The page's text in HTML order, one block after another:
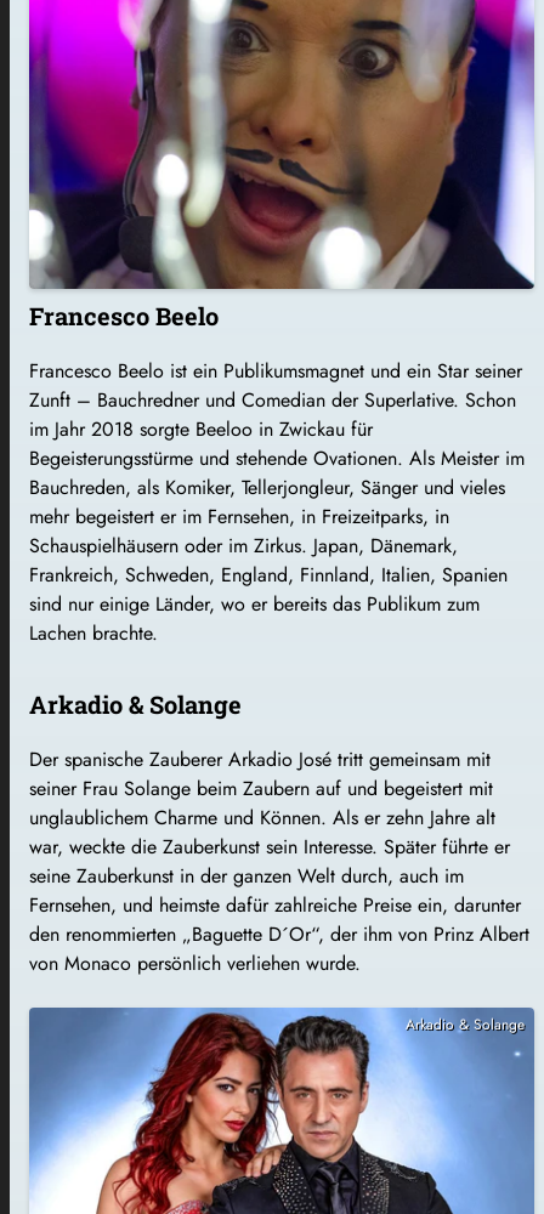
Francesco Beelo
Francesco Beelo ist ein Publikumsmagnet und ein Star seiner
Zunft – Bauchredner und Comedian der Superlative. Schon
im Jahr 2018 sorgte Beeloo in Zwickau für
Begeisterungsstürme und stehende Ovationen. Als Meister im
Bauchreden, als Komiker, Tellerjongleur, Sänger und vieles
mehr begeistert er im Fernsehen, in Freizeitparks, in
Schauspielhäusern oder im Zirkus. Japan, Dänemark,
Frankreich, Schweden, England, Finnland, Italien, Spanien
sind nur einige Länder, wo er bereits das Publikum zum
Lachen brachte.
Arkadio & Solange
Der spanische Zauberer Arkadio José tritt gemeinsam mit
seiner Frau Solange beim Zaubern auf und begeistert mit
unglaublichem Charme und Können. Als er zehn Jahre alt
war, weckte die Zauberkunst sein Interesse. Später führte er
seine Zauberkunst in der ganzen Welt durch, auch im
Fernsehen, und heimste dafür zahlreiche Preise ein, darunter
den renommierten „Baguette D´Or“, der ihm von Prinz Albert
von Monaco persönlich verliehen wurde.
Arkadio & Solange